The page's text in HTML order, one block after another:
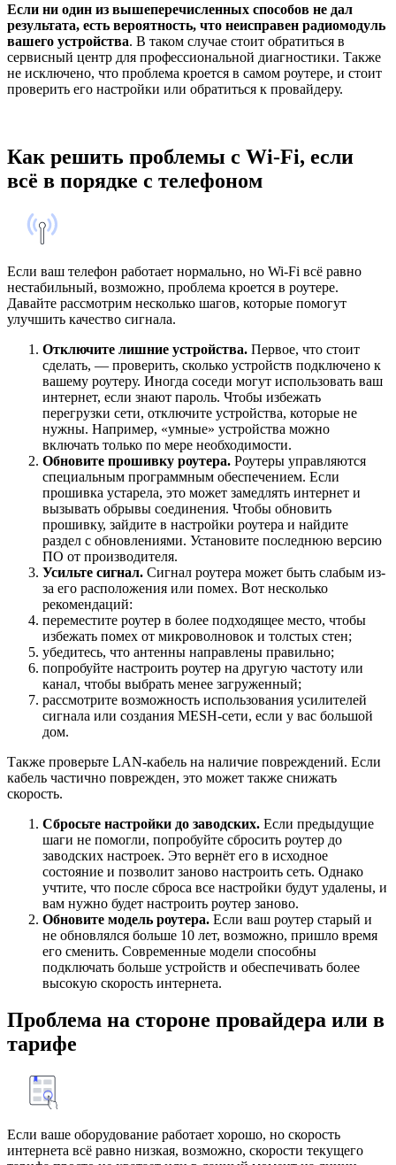
Если ни один из вышеперечисленных способов не дал
результата, есть вероятность, что неисправен радиомодуль
вашего устройства. В таком случае стоит обратиться в
сервисный центр для профессиональной диагностики. Также
не исключено, что проблема кроется в самом роутере, и стоит
проверить его настройки или обратиться к провайдеру.
Как решить проблемы с Wi-Fi, если
всё в порядке с телефоном
Если ваш телефон работает нормально, но Wi-Fi всё равно
нестабильный, возможно, проблема кроется в роутере.
Давайте рассмотрим несколько шагов, которые помогут
улучшить качество сигнала.
Отключите лишние устройства. Первое, что стоит
сделать, — проверить, сколько устройств подключено к
вашему роутеру. Иногда соседи могут использовать ваш
интернет, если знают пароль. Чтобы избежать
перегрузки сети, отключите устройства, которые не
нужны. Например, «умные» устройства можно
включать только по мере необходимости.
Обновите прошивку роутера. Роутеры управляются
специальным программным обеспечением. Если
прошивка устарела, это может замедлять интернет и
вызывать обрывы соединения. Чтобы обновить
прошивку, зайдите в настройки роутера и найдите
раздел с обновлениями. Установите последнюю версию
ПО от производителя.
Усильте сигнал. Сигнал роутера может быть слабым из-
за его расположения или помех. Вот несколько
рекомендаций:
переместите роутер в более подходящее место, чтобы
избежать помех от микроволновок и толстых стен;
убедитесь, что антенны направлены правильно;
попробуйте настроить роутер на другую частоту или
канал, чтобы выбрать менее загруженный;
рассмотрите возможность использования усилителей
сигнала или создания MESH-сети, если у вас большой
дом.
Также проверьте LAN-кабель на наличие повреждений. Если
кабель частично поврежден, это может также снижать
скорость.
Сбросьте настройки до заводских. Если предыдущие
шаги не помогли, попробуйте сбросить роутер до
заводских настроек. Это вернёт его в исходное
состояние и позволит заново настроить сеть. Однако
учтите, что после сброса все настройки будут удалены, и
вам нужно будет настроить роутер заново.
Обновите модель роутера. Если ваш роутер старый и
не обновлялся больше 10 лет, возможно, пришло время
его сменить. Современные модели способны
подключать больше устройств и обеспечивать более
высокую скорость интернета.
Проблема на стороне провайдера или в
тарифе
Если ваше оборудование работает хорошо, но скорость
интернета всё равно низкая, возможно, скорости текущего